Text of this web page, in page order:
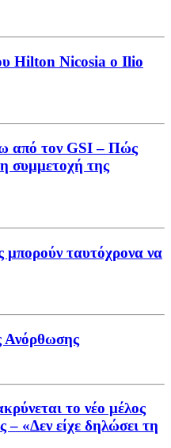
Hilton Nicosia ο Ilio
από τον GSI – Πώς
συμμετοχή της
μπορούν ταυτόχρονα να
Ανόρθωσης
το νέο μέλος
– «Δεν είχε δηλώσει τη